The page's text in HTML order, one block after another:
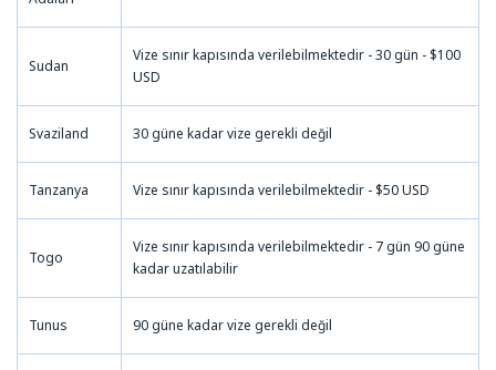
Sudan
Vize sınır kapısında verilebilmektedir - 30 gün - $100
USD
Svaziland 30 güne kadar vize gerekli değil
Tanzanya Vize sınır kapısında verilebilmektedir - $50 USD
Togo
Vize sınır kapısında verilebilmektedir - 7 gün 90 güne
kadar uzatılabilir
Tunus 90 güne kadar vize gerekli değil